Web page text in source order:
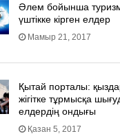
Әлем бойынша
үштікке кірген елдер
Мамыр 21, 2017
Қытай порталы:
жігітке тұрмысқа
елдердің ондығы
Қазан 5, 2017